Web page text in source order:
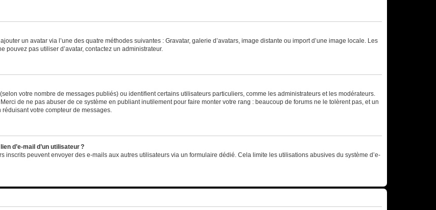
un avatar via l’une des quatre méthodes suivantes : Gravatar, galerie d’avatars, image distante ou import d’une image locale. Les
pas utiliser d’avatar, contactez un administrateur.
votre nombre de messages publiés) ou identifient certains utilisateurs particuliers, comme les administrateurs et les modérateurs.
de ne pas abuser de ce système en publiant inutilement pour faire monter votre rang : beaucoup de forums ne le tolèrent pas, et un
votre compteur de messages.
d’e-mail d’un utilisateur ?
inscrits peuvent envoyer des e-mails aux autres utilisateurs via un formulaire dédié. Cela limite les utilisations abusives du système d’e-